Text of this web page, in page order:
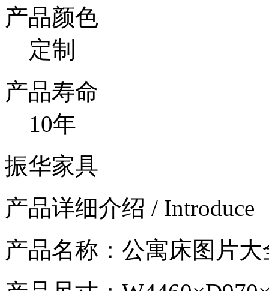
产品颜色
定制
产品寿命
10年
振华家具
产品详细介绍 / Introduce
产品名称：公寓床图片大